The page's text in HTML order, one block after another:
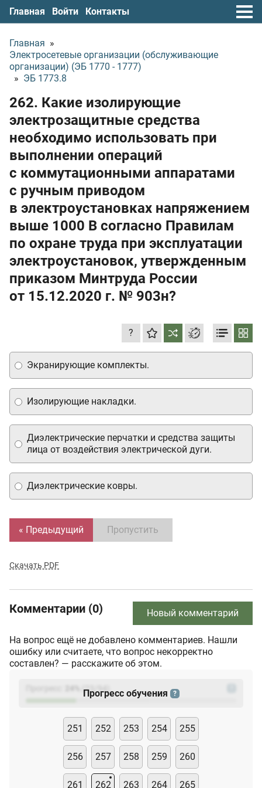
Главная Войти Контакты
Главная »
Электросетевые организации (обслуживающие
организации) (ЭБ 1770 - 1777)
» ЭБ 1773.8
262. Какие изолирующие
электрозащитные средства
необходимо использовать при
выполнении операций
с коммутационными аппаратами
с ручным приводом
в электроустановках напряжением
выше 1000 В согласно Правилам
по охране труда при эксплуатации
электроустановок, утвержденным
приказом Минтруда России
от 15.12.2020 г. № 903н?
?
Экранирующие комплекты.
Изолирующие накладки.
Диэлектрические ковры.
Диэлектрические перчатки и средства защиты
лица от воздействия электрической дуги.
« Предыдущий Пропустить
Скачать PDF
Комментарии (0) Новый комментарий
На вопрос ещё не добавлено комментариев. Нашли
ошибку или считаете, что вопрос некорректно
составлен? — расскажите об этом.
(23
Прогресс обучения ?
251 252 253 254 255
256 257 258 259 260
261 262 263 264 265